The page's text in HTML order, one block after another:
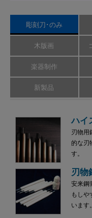
彫刻刀･のみ
木版画
楽器制作
新製品
ハイ
刃物用
的な刃
す。
刃物
安来鋼
もしや
います。